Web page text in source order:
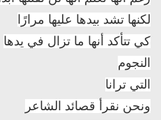
لكنها تشد بيدها عليها مرارًا
كي تتأكد أنها ما تزال في يدها
النجوم
التي ترانا
ونحن نقرأ قصائد الشاعر